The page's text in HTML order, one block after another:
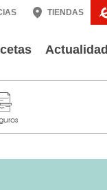
TIENDAS
Actualidad